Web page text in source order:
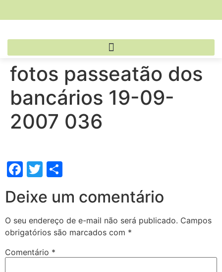
fotos passeatão dos
bancários 19-09-
2007 036
Facebook
Twitter
Deixe um comentário
O seu endereço de e-mail não será publicado. Campos
obrigatórios são marcados com *
Comentário *